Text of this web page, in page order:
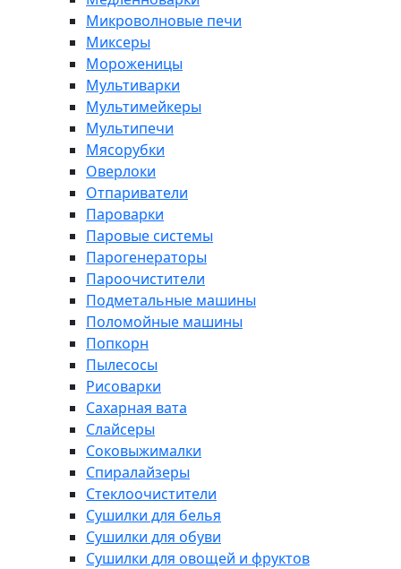
Микроволновые печи
Миксеры
Мороженицы
Мультиварки
Мультимейкеры
Мультипечи
Мясорубки
Оверлоки
Отпариватели
Пароварки
Паровые системы
Парогенераторы
Пароочистители
Подметальные машины
Поломойные машины
Попкорн
Пылесосы
Рисоварки
Сахарная вата
Слайсеры
Соковыжималки
Спиралайзеры
Стеклоочистители
Сушилки для белья
Сушилки для обуви
Сушилки для овощей и фруктов